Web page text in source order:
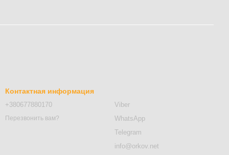
Контактная информация
+380677880170
Перезвонить вам?
Viber
WhatsApp
Telegram
info@orkov.net